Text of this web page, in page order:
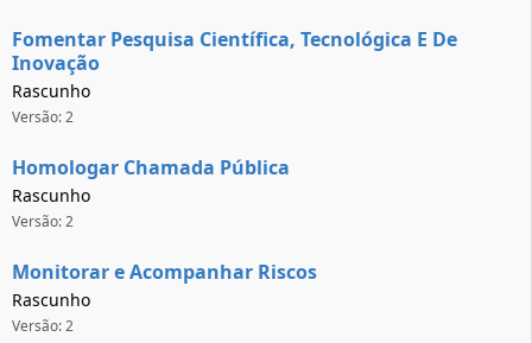
Fomentar Pesquisa Científica, Tecnológica E De
Inovação
Rascunho
Versão: 2
Homologar Chamada Pública
Rascunho
Versão: 2
Monitorar e Acompanhar Riscos
Rascunho
Versão: 2